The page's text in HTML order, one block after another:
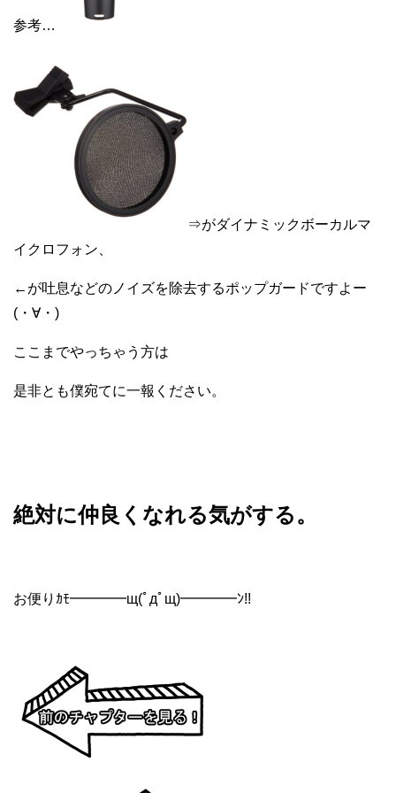
参考…
⇒がダイナミックボーカルマ
イクロフォン、
←が吐息などのノイズを除去するポップガードですよー
(・∀・)
ここまでやっちゃう方は
是非とも僕宛てに一報ください。
絶対に仲良くなれる気がする。
お便りｶﾓ━━━━щ(ﾟдﾟщ)━━━━ﾝ!!